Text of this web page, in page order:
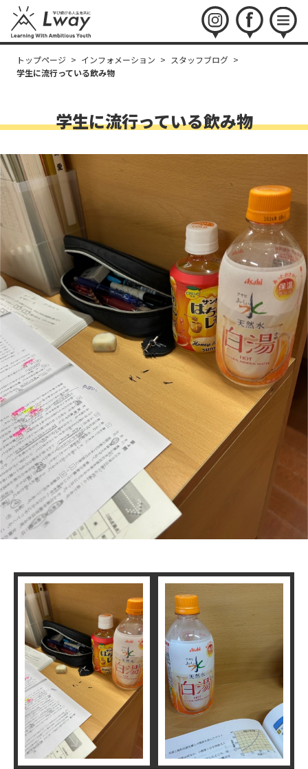
instagramfacebookmenu
トップページ > インフォメーション > スタッフブログ >
学生に流行っている飲み物
学生に流行っている飲み物